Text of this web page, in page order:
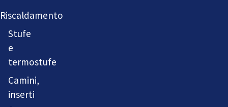
Riscaldamento
Stufe
e
termostufe
Camini,
inserti